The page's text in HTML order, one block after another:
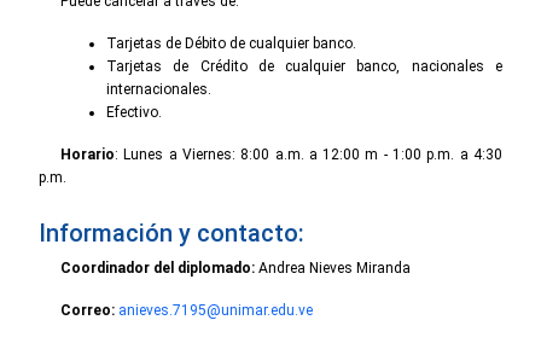
Tarjetas de Débito de cualquier banco.
Tarjetas de Crédito de cualquier banco, nacionales e
internacionales.
Efectivo.
Horario: Lunes a Viernes: 8:00 a.m. a 12:00 m - 1:00 p.m. a 4:30
p.m.
Información y contacto:
Coordinador del diplomado: Andrea Nieves Miranda
Correo: anieves.7195@unimar.edu.ve